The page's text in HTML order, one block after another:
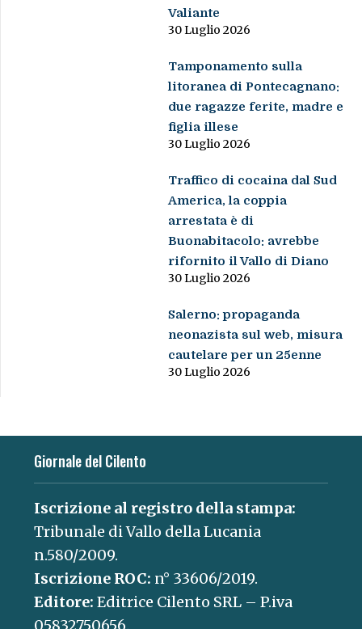
Valiante
30 Luglio 2026
Tamponamento sulla
litoranea di Pontecagnano:
due ragazze ferite, madre e
figlia illese
30 Luglio 2026
Traffico di cocaina dal Sud
America, la coppia
arrestata è di
Buonabitacolo: avrebbe
rifornito il Vallo di Diano
30 Luglio 2026
Salerno: propaganda
neonazista sul web, misura
cautelare per un 25enne
30 Luglio 2026
Giornale del Cilento
Iscrizione al registro della stampa:
Tribunale di Vallo della Lucania
n.580/2009.
Iscrizione ROC: n° 33606/2019.
Editore: Editrice Cilento SRL – P.iva
05832750656.